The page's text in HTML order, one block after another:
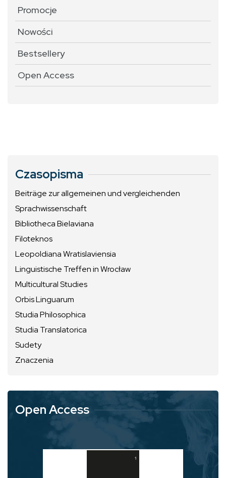
Promocje
Nowości
Bestsellery
Open Access
Czasopisma
Beiträge zur allgemeinen und vergleichenden
Sprachwissenschaft
Bibliotheca Bielaviana
Filoteknos
Leopoldiana Wratislaviensia
Linguistische Treffen in Wrocław
Multicultural Studies
Orbis Linguarum
Studia Philosophica
Studia Translatorica
Sudety
Znaczenia
Open Access